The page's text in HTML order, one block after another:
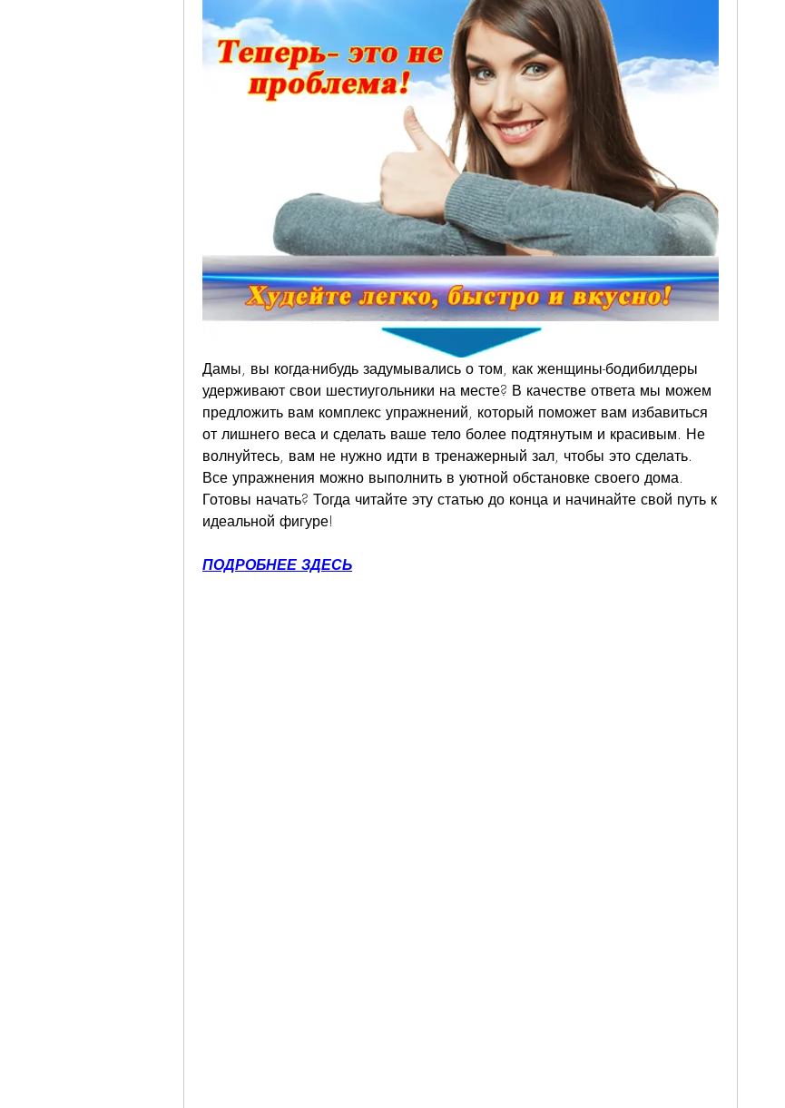
Дамы, вы когда-нибудь задумывались о том, как женщины-бодибилдеры
удерживают свои шестиугольники на месте? В качестве ответа мы можем
предложить вам комплекс упражнений, который поможет вам избавиться
от лишнего веса и сделать ваше тело более подтянутым и красивым. Не
волнуйтесь, вам не нужно идти в тренажерный зал, чтобы это сделать.
Все упражнения можно выполнить в уютной обстановке своего дома.
Готовы начать? Тогда читайте эту статью до конца и начинайте свой путь к
идеальной фигуре!
ПОДРОБНЕЕ ЗДЕСЬ